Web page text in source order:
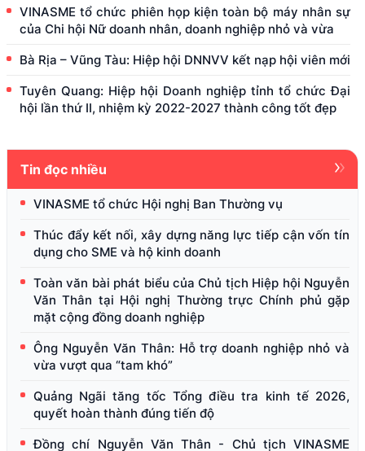
VINASME tổ chức phiên họp kiện toàn bộ máy nhân sự
của Chi hội Nữ doanh nhân, doanh nghiệp nhỏ và vừa
Bà Rịa – Vũng Tàu: Hiệp hội DNNVV kết nạp hội viên mới
Tuyên Quang: Hiệp hội Doanh nghiệp tỉnh tổ chức Đại
hội lần thứ II, nhiệm kỳ 2022-2027 thành công tốt đẹp
Tin đọc nhiều
VINASME tổ chức Hội nghị Ban Thường vụ
Thúc đẩy kết nối, xây dựng năng lực tiếp cận vốn tín
dụng cho SME và hộ kinh doanh
Toàn văn bài phát biểu của Chủ tịch Hiệp hội Nguyễn
Văn Thân tại Hội nghị Thường trực Chính phủ gặp
mặt cộng đồng doanh nghiệp
Ông Nguyễn Văn Thân: Hỗ trợ doanh nghiệp nhỏ và
vừa vượt qua “tam khó”
Quảng Ngãi tăng tốc Tổng điều tra kinh tế 2026,
quyết hoàn thành đúng tiến độ
Đồng chí Nguyễn Văn Thân - Chủ tịch VINASME